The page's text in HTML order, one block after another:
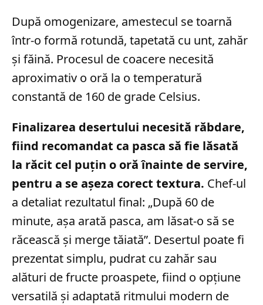
După omogenizare, amestecul se toarnă
într-o formă rotundă, tapetată cu unt, zahăr
și făină. Procesul de coacere necesită
aproximativ o oră la o temperatură
constantă de 160 de grade Celsius.
Finalizarea desertului necesită răbdare,
fiind recomandat ca pasca să fie lăsată
la răcit cel puțin o oră înainte de servire,
pentru a se așeza corect textura. Chef-ul
a detaliat rezultatul final: „După 60 de
minute, așa arată pasca, am lăsat-o să se
răcească și merge tăiată”. Desertul poate fi
prezentat simplu, pudrat cu zahăr sau
alături de fructe proaspete, fiind o opțiune
versatilă și adaptată ritmului modern de